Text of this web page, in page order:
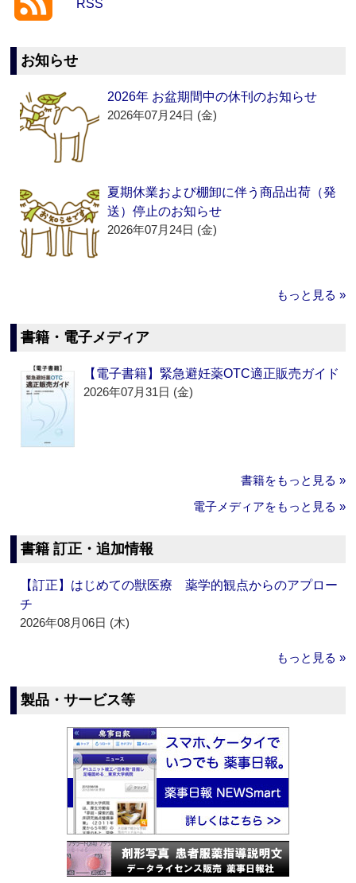
RSS
お知らせ
2026年 お盆期間中の休刊のお知らせ
2026年07月24日 (金)
夏期休業および棚卸に伴う商品出荷（発
送）停止のお知らせ
2026年07月24日 (金)
もっと見る »
書籍・電子メディア
【電子書籍】緊急避妊薬OTC適正販売ガイド
2026年07月31日 (金)
書籍をもっと見る »
電子メディアをもっと見る »
書籍 訂正・追加情報
【訂正】はじめての獣医療 薬学的観点からのアプロー
チ
2026年08月06日 (木)
もっと見る »
製品・サービス等